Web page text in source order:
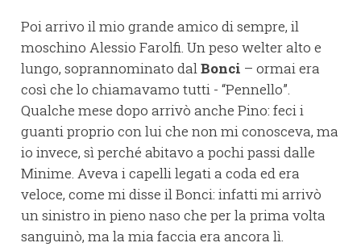
Poi arrivo il mio grande amico di sempre, il
moschino Alessio Farolfi. Un peso welter alto e
lungo, soprannominato dalBonci – ormai era
così che lo chiamavamo tutti - “Pennello”.
Qualche mese dopo arrivò anche Pino: feci i
guanti proprio con lui che non mi conosceva, ma
io invece, sì perché abitavo a pochi passi dalle
Minime. Aveva i capelli legati a coda ed era
veloce, come mi disse il Bonci: infatti mi arrivò
un sinistro in pieno naso che per la prima volta
sanguinò, ma la mia faccia era ancora lì.